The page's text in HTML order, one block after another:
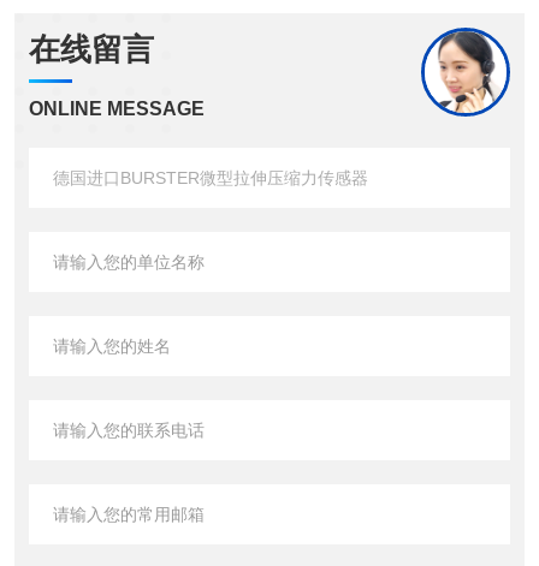
在线留言
ONLINE MESSAGE